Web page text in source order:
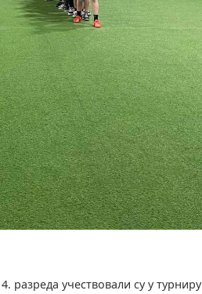
разреда учествовали су у турниру